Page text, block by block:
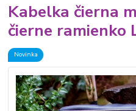
Kabelka čierna
čierne ramienko
Novinka